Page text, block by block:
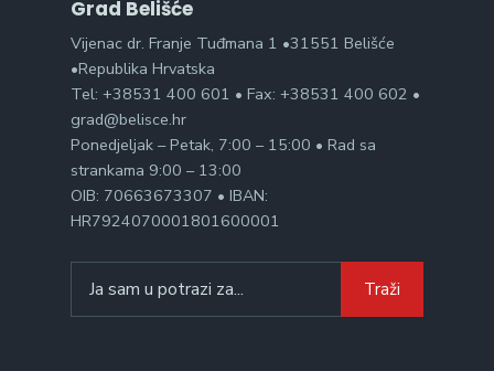
Grad Belišće
Vijenac dr. Franje Tuđmana 1 •31551 Belišće
•Republika Hrvatska
Tel: +38531 400 601 • Fax: +38531 400 602 •
grad@belisce.hr
Ponedjeljak – Petak, 7:00 – 15:00 • Rad sa
strankama 9:00 – 13:00
OIB: 70663673307 • IBAN:
HR7924070001801600001
for:
Traži